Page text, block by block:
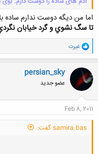
کلیک
اما من ديگه دوست ندارم ساده
تا سگ نشوي و گرد خيابان
و
ا
ک
ن
ش
ه
ا
غیرت
persian_sky
عضو جدید
Feb 8, 2011
samira.bas گفت: